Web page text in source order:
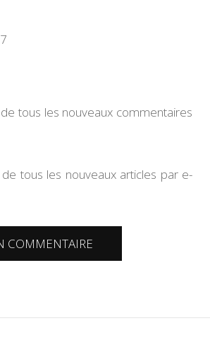
tous les nouveaux commentaires
tous les nouveaux articles par e-